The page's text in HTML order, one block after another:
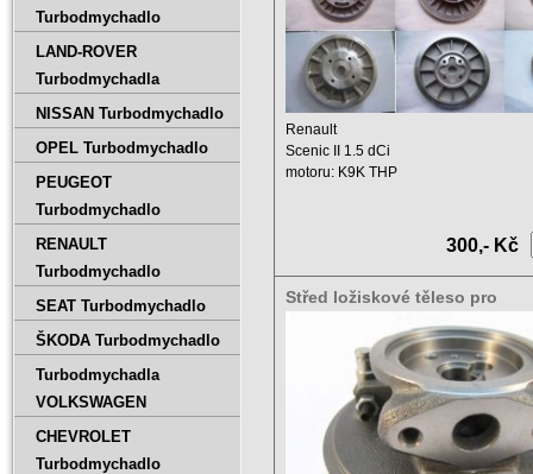
Renault
Scenic II 1.5 dCi
motoru: K9K THP
300,- Kč
Střed ložiskové těleso pro
dCi 7701475135 , 5439 988
Turbodmychadlo
LAND-ROVER
Turbodmychadla
NISSAN Turbodmychadlo
OPEL Turbodmychadlo
PEUGEOT
Turbodmychadlo
RENAULT
Turbodmychadlo
SEAT Turbodmychadlo
ŠKODA Turbodmychadlo
Turbodmychadla
VOLKSWAGEN
CHEVROLET
Turbodmychadlo